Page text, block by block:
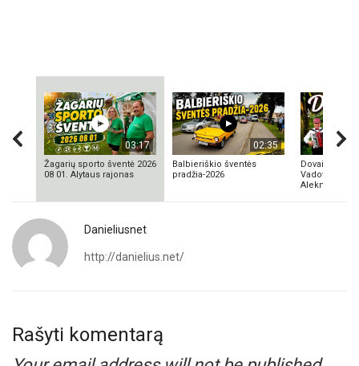
03:17
Žagarių sporto šventė 2026
08 01. Alytaus rajonas
02:35
Balbieriškio šventės
pradžia-2026
Dovainonių
Vadovas
Aleknavičius
Danieliusnet
http://danielius.net/
Rašyti komentarą